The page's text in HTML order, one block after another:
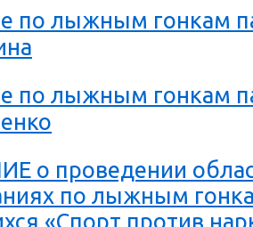
по лыжным гонкам
по лыжным гонкам
о проведении
по лыжным
«Спорт против